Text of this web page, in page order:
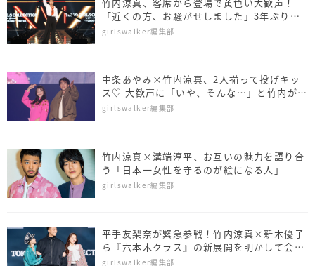
「近くの方、お騒がせしました」3年ぶりに
カムバ
girlswalker編集部
中条あやみ×竹内涼真、2人揃って投げキッ
ス♡ 大歓声に「いや、そんな…」と竹内が大
照れ
girlswalker編集部
竹内涼真×溝端淳平、お互いの魅力を語り合
う「日本一女性を守るのが絵になる人」
girlswalker編集部
平手友梨奈が緊急参戦！竹内涼真×新木優子
ら『六本木クラス』の新展開を明かして会場
大興奮！
girlswalker編集部